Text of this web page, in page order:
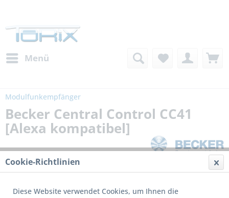
Menü
Modulfunkempfänger
Becker Central Control CC41
[Alexa kompatibel]
Cookie-Richtlinien
Diese Website verwendet Cookies, um Ihnen die